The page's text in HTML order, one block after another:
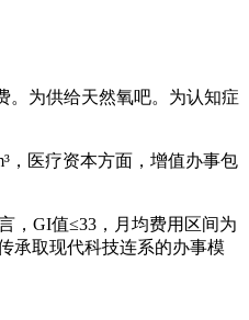
。为供给天然氧吧。为认知症
医疗资本方面，增值办事包
，GI值≤33，月均费用区间为
承取现代科技连系的办事模